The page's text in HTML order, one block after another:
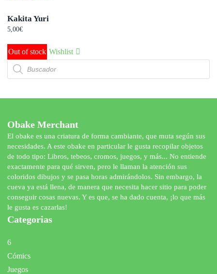
Kakita Yuri
5,00€
Out of stock Wishlist
Búsqueda
de
productos
Obake Merchant
El obake es una criatura de forma cambiante, que muta según sus
necesidades. A este obake en particular le gusta recopilar objetos
de todo tipo: Libros, tebeos, cromos, juegos, y más... No entiende
exactamente para qué sirven, pero le llaman la atención sus
coloridos dibujos y se pasa horas admirándolos. Sin embargo, la
cueva ya está llena, de manera que necesita hacer sitio para poder
conseguir cosas nuevas. Y es que, se ha dado cuenta, ¡lo que más
le gusta es cazarlas!
Categorias
6
Cómics
Juegos